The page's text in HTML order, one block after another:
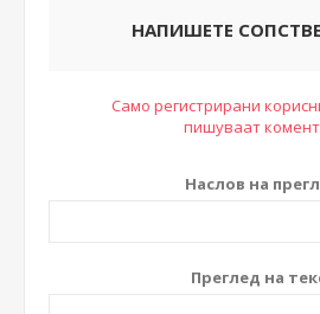
НАПИШЕТЕ
Само регистрирани
пишуваат
Наслов на
Преглед на